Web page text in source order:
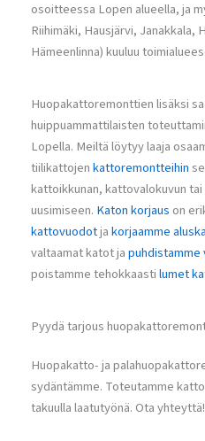
osoitteessa Lopen alueella, ja
Riihimäki, Hausjärvi, Janakkala,
Hämeenlinna) kuuluu
Huopakattoremonttien lisäksi
huippuammattilaisten
Lopella. Meiltä löytyy laaja
tiilikattojenkattoremontteihin
kattoikkunan, kattovalokuvun
uusimiseen. Katon korjaus on
kattovuodotjakorjaamme
valtaamat katot ja
poistamme tehokkaastilumet
Pyydä tarjous
Huopakatto- ja
sydäntämme. Toteutamme
takuulla laatutyönä. Ota yhteyttä!